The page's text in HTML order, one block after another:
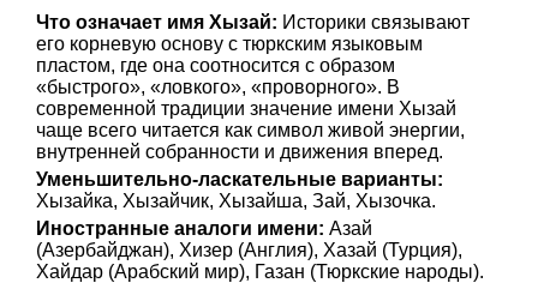
Что означает имя Хызай: Историки связывают
его корневую основу с тюркским языковым
пластом, где она соотносится с образом
«быстрого», «ловкого», «проворного». В
современной традиции значение имени Хызай
чаще всего читается как символ живой энергии,
внутренней собранности и движения вперед.
Уменьшительно-ласкательные варианты:
Хызайка, Хызайчик, Хызайша, Зай, Хызочка.
Иностранные аналоги имени: Азай
(Азербайджан), Хизер (Англия), Хазай (Турция),
Хайдар (Арабский мир), Газан (Тюркские народы).